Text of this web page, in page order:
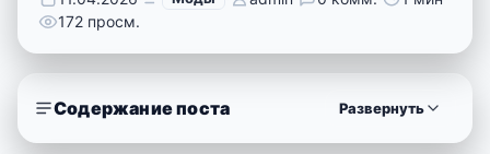
172 просм.
Содержание поста Развернуть